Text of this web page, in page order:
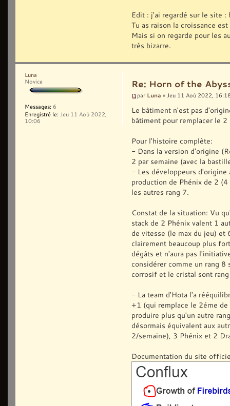
Edit : j'ai regardé sur le site :
Tu as raison la croissance
Mais si on regarde pour les
très bizarre.
Re: Horn of the
par Luna » Jeu 11 Aoû 2022,
Le bâtiment n'est pas
bâtiment pour remplacer le
Pour l'histoire complète:
- Dans la version d'origine
2 par semaine (avec la
- Les développeurs
production de Phénix de 2
les autres rang 7.
Constat de la situation: Vu
stack de 2 Phénix valent 1
de vitesse (le max du jeu)
clairement beaucoup plus
dégâts et n'aura pas
considérer comme un rang
corrosif et le cristal sont
- La team d'Hota l'a
+1 (qui remplace le 2éme
produire plus qu'un autre
désormais équivalent aux
2/semaine), 3 Phénix et 2
Documentation du site
Luna
Novice
Messages: 6
Enregistré le: Jeu 11 Aoû 2022,
10:06